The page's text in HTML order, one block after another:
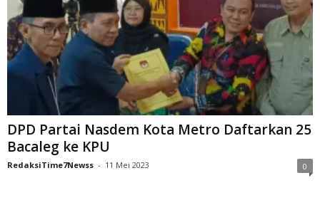
DPD Partai Nasdem Kota Metro Daftarkan 25
Bacaleg ke KPU
RedaksiTime7Newss - 11 Mei 2023 0